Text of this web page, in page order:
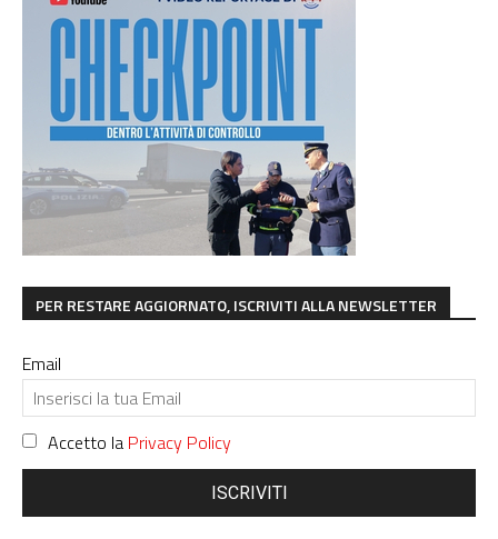
PER RESTARE AGGIORNATO, ISCRIVITI ALLA NEWSLETTER
Email
Accetto la Privacy Policy
ISCRIVITI